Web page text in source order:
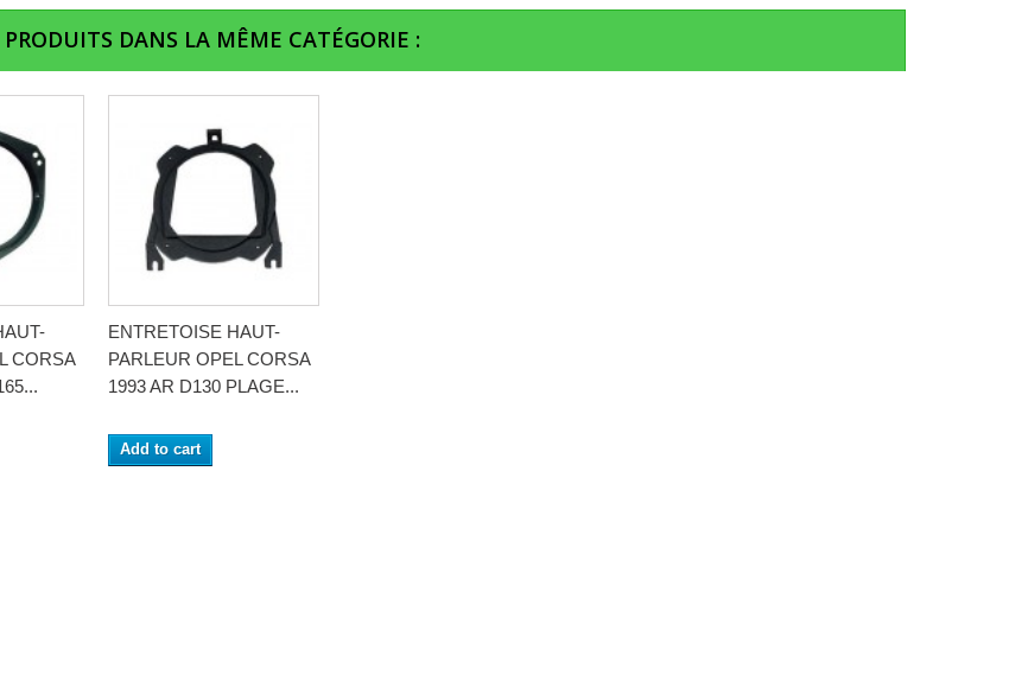
DANS LA MÊME CATÉGORIE :
CORSA
ENTRETOISE HAUT-
PARLEUR OPEL CORSA
1993 AR D130 PLAGE...
Add to cart